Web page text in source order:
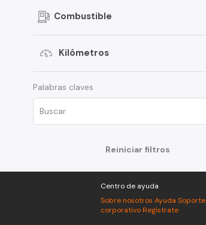
Sentra
Murano
Tiida
Note
D22
Combustible
Kilómetros
Palabras claves
Reiniciar filtros
Centro de ayuda
Sobre nosotros Ayuda Soporte
corporativo Regístrate